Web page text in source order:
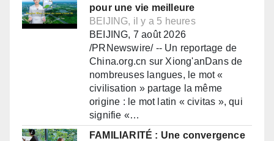
pour une vie meilleure
BEIJING, il y a 5 heures
BEIJING, 7 août 2026
/PRNewswire/ -- Un reportage de
China.org.cn sur Xiong'anDans de
nombreuses langues, le mot «
civilisation » partage la même
origine : le mot latin « civitas », qui
signifie «…
FAMILIARITÉ : Une convergence